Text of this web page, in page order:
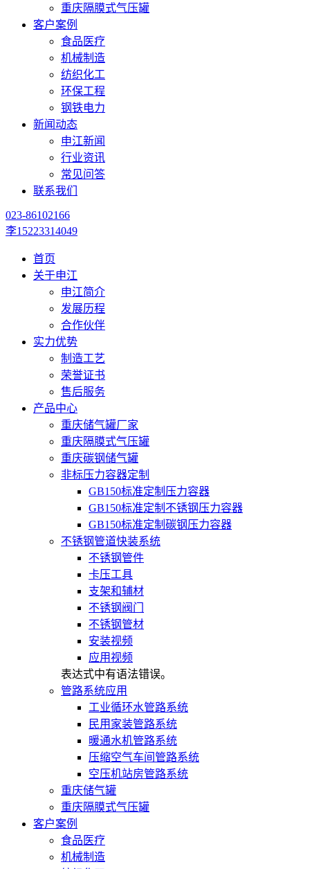
重庆隔膜式气压罐
客户案例
食品医疗
机械制造
纺织化工
环保工程
钢铁电力
新闻动态
申江新闻
行业资讯
常见问答
联系我们
023-86102166
李15223314049
首页
关于申江
申江简介
发展历程
合作伙伴
实力优势
制造工艺
荣誉证书
售后服务
产品中心
重庆储气罐厂家
重庆隔膜式气压罐
重庆碳钢储气罐
非标压力容器定制
GB150标准定制压力容器
GB150标准定制不锈钢压力容器
GB150标准定制碳钢压力容器
不锈钢管道快装系统
不锈钢管件
卡压工具
支架和辅材
不锈钢阀门
不锈钢管材
安装视频
应用视频
表达式中有语法错误。
管路系统应用
工业循环水管路系统
民用家装管路系统
暖通水机管路系统
压缩空气车间管路系统
空压机站房管路系统
重庆储气罐
重庆隔膜式气压罐
客户案例
食品医疗
机械制造